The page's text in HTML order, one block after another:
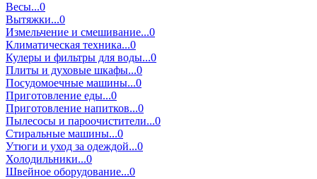
Весы...0
Вытяжки...0
Измельчение и смешивание...0
Климатическая техника...0
Кулеры и фильтры для воды...0
Плиты и духовые шкафы...0
Посудомоечные машины...0
Приготовление еды...0
Приготовление напитков...0
Пылесосы и пароочистители...0
Стиральные машины...0
Утюги и уход за одеждой...0
Холодильники...0
Швейное оборудование...0